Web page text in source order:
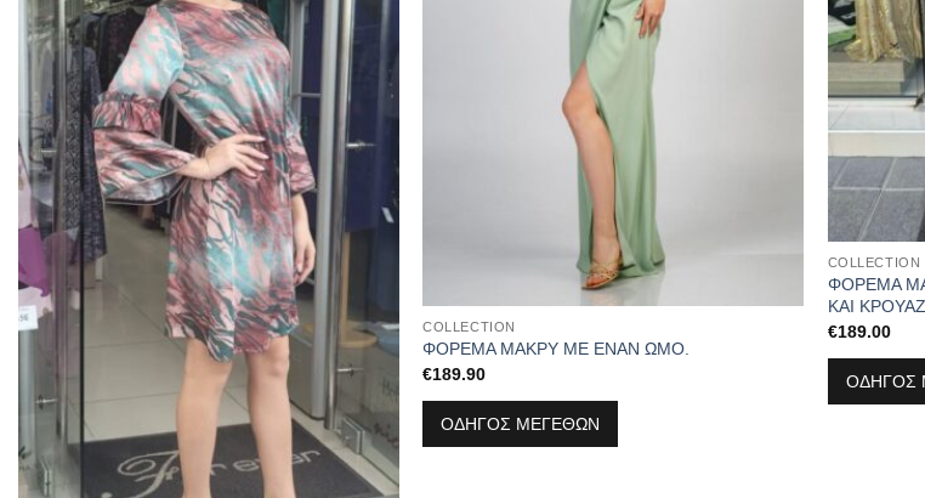
COLLECTION
ΦΟΡΕΜΑ ΜΑΚΡΥ ΜΕ ΕΝΑΝ ΩΜΟ.
€189.90
ΟΔΗΓΟΣ ΜΕΓΕΘΩΝ
COLLECTION
ΦΟΡΕΜΑ
ΚΑΙ
€189.00
ΟΔΗΓΟΣ